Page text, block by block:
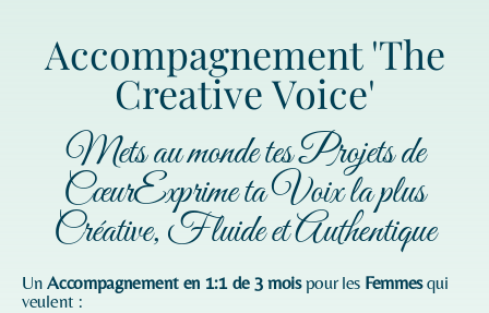
Accompagnement 'The
Creative Voice'
Mets au monde tes Projets de
CœurExprime ta Voix la plus
Créative, Fluide et Authentique
UnAccompagnement en 1:1 de 3 moispour les Femmesqui
veulent :